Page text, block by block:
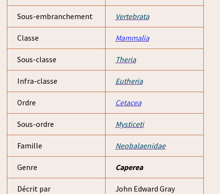
Sous-embranchement Vertebrata
Classe Mammalia
Sous-classe Theria
Infra-classe Eutheria
Ordre Cetacea
Sous-ordre Mysticeti
Famille Neobalaenidae
Genre Caperea
Décrit par John Edward Gray